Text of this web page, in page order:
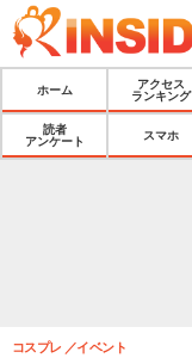
ホーム
アクセス
ランキング
読者
アンケート
スマホ
コスプレ イベント